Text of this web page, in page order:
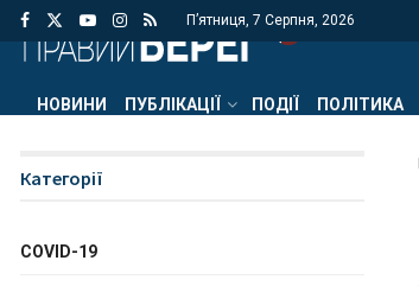
П’ятниця, 7 Серпня, 2026
НОВИНИ ПУБЛІКАЦІЇ ПОДІЇ ПОЛІТИКА
Категорії
COVID-19